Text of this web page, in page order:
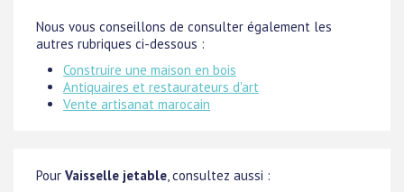
Nous vous conseillons de consulter également les
autres rubriques ci-dessous :
Construire une maison en bois
Antiquaires et restaurateurs d'art
Vente artisanat marocain
Pour Vaisselle jetable, consultez aussi :